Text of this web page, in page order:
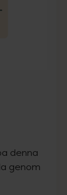
denna
genom